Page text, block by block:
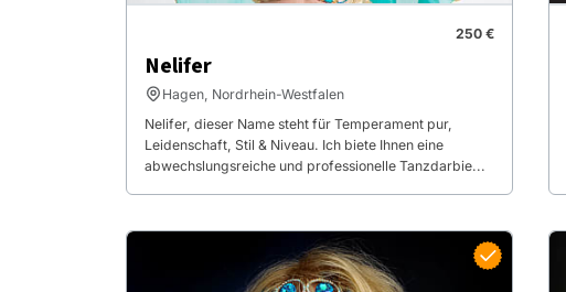
250 €
Nelifer
Hagen, Nordrhein-Westfalen
Nelifer, dieser Name steht für Temperament pur,
Leidenschaft, Stil & Niveau. Ich biete Ihnen eine
abwechslungsreiche und professionelle Tanzdarbie...